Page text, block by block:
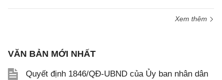
Xem thêm
VĂN BẢN MỚI NHẤT
Quyết định 1846/QĐ-UBND của Ủy ban nhân dân